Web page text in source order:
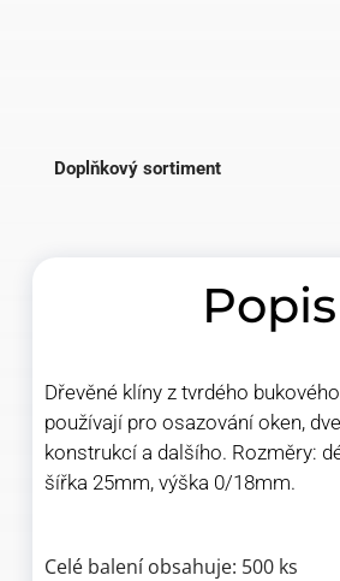
Doplňkový sortiment
Popis
Dřevěné klíny z tvrdého
používají pro osazování oken,
konstrukcí a dalšího. Rozměry:
šířka 25mm, výška 0/18mm.
Celé balení obsahuje: 500 ks